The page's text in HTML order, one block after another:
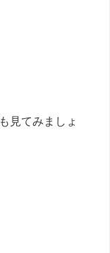
見てみましょ